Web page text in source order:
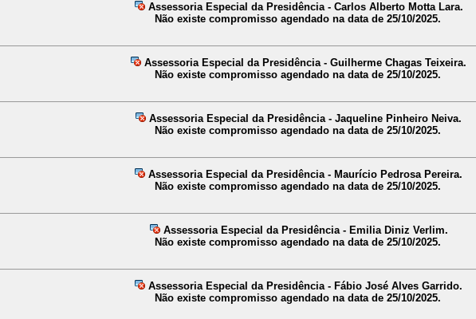
Assessoria Especial da Presidência - Carlos Alberto Motta Lara.
Não existe compromisso agendado na data de 25/10/2025.
Assessoria Especial da Presidência - Guilherme Chagas Teixeira.
Não existe compromisso agendado na data de 25/10/2025.
Assessoria Especial da Presidência - Jaqueline Pinheiro Neiva.
Não existe compromisso agendado na data de 25/10/2025.
Assessoria Especial da Presidência - Maurício Pedrosa Pereira.
Não existe compromisso agendado na data de 25/10/2025.
Assessoria Especial da Presidência - Emilia Diniz Verlim.
Não existe compromisso agendado na data de 25/10/2025.
Assessoria Especial da Presidência - Fábio José Alves Garrido.
Não existe compromisso agendado na data de 25/10/2025.